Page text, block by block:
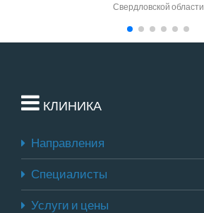
Свердловской области
КЛИНИКА
Направления
Специалисты
Услуги и цены